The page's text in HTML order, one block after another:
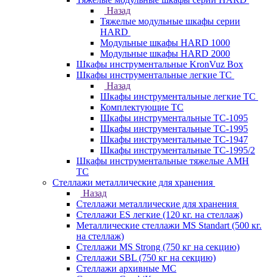
Назад
Тяжелые модульные шкафы серии
HARD
Модульные шкафы HARD 1000
Модульные шкафы HARD 2000
Шкафы инструментальные KronVuz Box
Шкафы инструментальные легкие ТС
Назад
Шкафы инструментальные легкие ТС
Комплектующие ТС
Шкафы инструментальные TC-1095
Шкафы инструментальные TC-1995
Шкафы инструментальные ТС-1947
Шкафы инструментальные ТС-1995/2
Шкафы инструментальные тяжелые AMH
TC
Стеллажи металлические для хранения
Назад
Стеллажи металлические для хранения
Стеллажи ES легкие (120 кг. на стеллаж)
Металлические стеллажи MS Standart (500 кг.
на стеллаж)
Стеллажи MS Strong (750 кг на секцию)
Стеллажи SBL (750 кг на секцию)
Стеллажи архивные МС